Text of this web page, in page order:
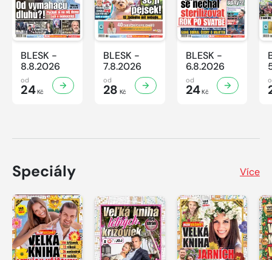
BLESK -
8.8.2026
od
24Kč
BLESK -
7.8.2026
od
28 Kč
BLESK -
6.8.2026
od
24Kč
Speciály Více